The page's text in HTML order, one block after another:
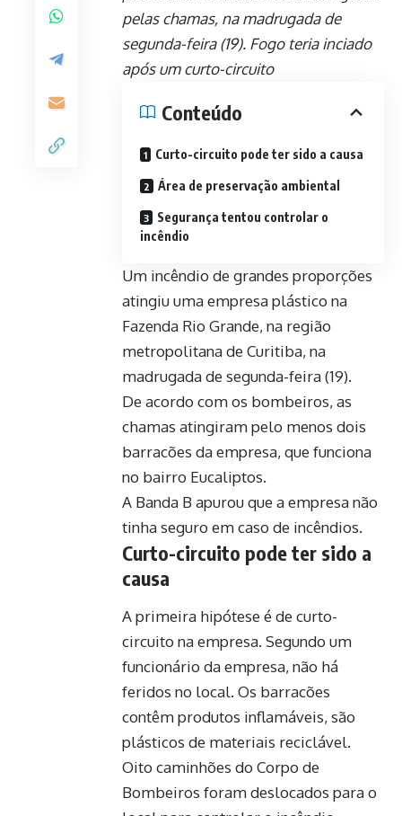
pelas chamas, na madrugada de
segunda-feira (19). Fogo teria inciado
após um curto-circuito
Conteúdo
Curto-circuito pode ter sido a causa
Área de preservação ambiental
Segurança tentou controlar o
incêndio
Um incêndio de grandes proporções
atingiu uma empresa plástico na
Fazenda Rio Grande, na região
metropolitana de Curitiba, na
madrugada de segunda-feira (19).
De acordo com os bombeiros, as
chamas atingiram pelo menos dois
barracões da empresa, que funciona
no bairro Eucaliptos.
A Banda B apurou que a empresa não
tinha seguro em caso de incêndios.
Curto-circuito pode ter sido a
causa
A primeira hipótese é de curto-
circuito na empresa. Segundo um
funcionário da empresa, não há
feridos no local. Os barracões
contêm produtos inflamáveis, são
plásticos de materiais reciclável.
Oito caminhões do Corpo de
Bombeiros foram deslocados para o